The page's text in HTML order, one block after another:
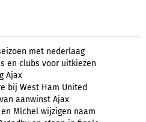
met nederlaag
en clubs voor uitkiezen
Ajax
bij West Ham United
aanwinst Ajax
Míchel wijzigen naam